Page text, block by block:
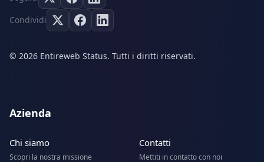
Condividi
© 2026 Entireweb Status. Tutti i diritti riservati.
Azienda
Chi siamo
Scopri la nostra missione
Contatti
Mettiti in contatto con noi